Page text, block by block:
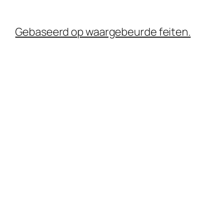
Gebaseerd op waargebeurde feiten.